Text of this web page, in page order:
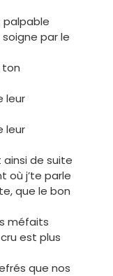
palpable
par le
ton
leur
leur
ainsi de suite
où j’te parle
que le bon
méfaits
est plus
que nos